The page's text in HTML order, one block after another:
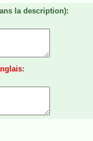
la description):
: